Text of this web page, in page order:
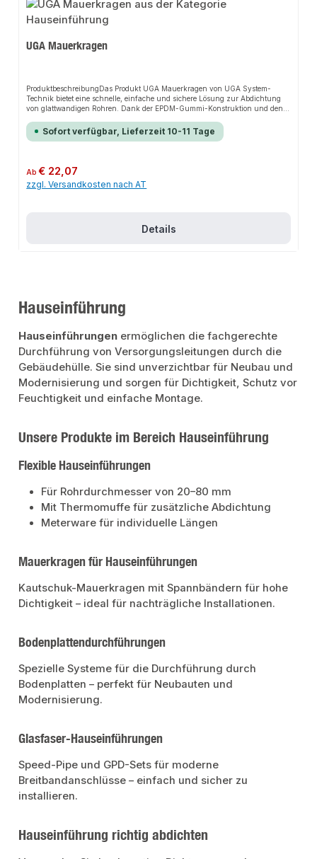
UGA Mauerkragen
ProduktbeschreibungDas Produkt UGA Mauerkragen von UGA System-
Technik bietet eine schnelle, einfache und sichere Lösung zur Abdichtung
von glattwandigen Rohren. Dank der EPDM-Gummi-Konstruktion und den
verschiedene Installationsbereiche an. Das robuste Design und die einfache
Montage machen dieses Produkt zu einer zuverlässigen Wahl für jede
MetallspannbändernAnwendungsbereicheSanitärinstallationenHeizungsanl
agenIndustrieanwendungenProduktdatenMaterial: EPDM-
GummiSpannbereich: 48 - 53 mmMetallteile: V2AIn unserem Sortiment
Sofort verfügbar, Lieferzeit 10-11 Tage
Regulärer Preis:
Ab€ 22,07
zzgl. Versandkosten nach AT
Details
Hauseinführung
Hauseinführungen ermöglichen die fachgerechte
Durchführung von Versorgungsleitungen durch die
Gebäudehülle. Sie sind unverzichtbar für Neubau und
Modernisierung und sorgen für Dichtigkeit, Schutz vor
Feuchtigkeit und einfache Montage.
Unsere Produkte im Bereich Hauseinführung
Flexible Hauseinführungen
Für Rohrdurchmesser von 20–80 mm
Mit Thermomuffe für zusätzliche Abdichtung
Meterware für individuelle Längen
Mauerkragen für Hauseinführungen
Kautschuk-Mauerkragen mit Spannbändern für hohe
Dichtigkeit – ideal für nachträgliche Installationen.
Bodenplattendurchführungen
Spezielle Systeme für die Durchführung durch
Bodenplatten – perfekt für Neubauten und
Modernisierung.
Glasfaser-Hauseinführungen
Speed-Pipe und GPD-Sets für moderne
Breitbandanschlüsse – einfach und sicher zu
installieren.
Hauseinführung richtig abdichten